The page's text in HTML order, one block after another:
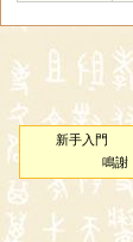
新手入門
鳴謝